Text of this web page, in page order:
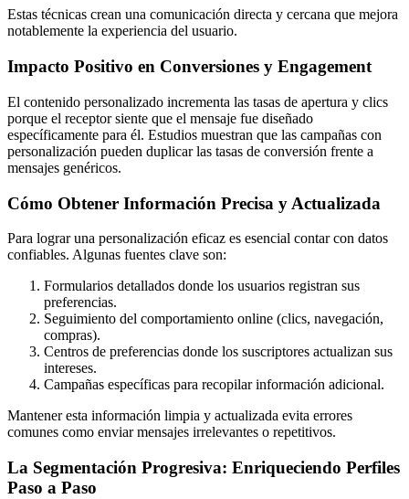
Estas técnicas crean una comunicación directa y cercana que mejora
notablemente la experiencia del usuario.
Impacto Positivo en Conversiones y Engagement
El contenido personalizado incrementa las tasas de apertura y clics
porque el receptor siente que el mensaje fue diseñado
específicamente para él. Estudios muestran que las campañas con
personalización pueden duplicar las tasas de conversión frente a
mensajes genéricos.
Cómo Obtener Información Precisa y Actualizada
Para lograr una personalización eficaz es esencial contar con datos
confiables. Algunas fuentes clave son:
Formularios detallados donde los usuarios registran sus
preferencias.
Seguimiento del comportamiento online (clics, navegación,
compras).
Centros de preferencias donde los suscriptores actualizan sus
intereses.
Campañas específicas para recopilar información adicional.
Mantener esta información limpia y actualizada evita errores
comunes como enviar mensajes irrelevantes o repetitivos.
La Segmentación Progresiva: Enriqueciendo Perfiles
Paso a Paso